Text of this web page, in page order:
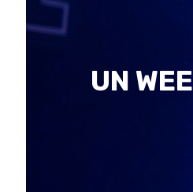
UN